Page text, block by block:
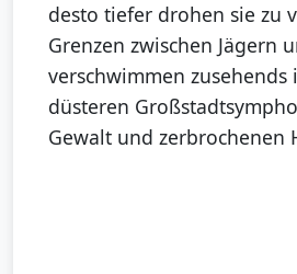
desto tiefer drohen sie zu
Grenzen zwischen Jägern
verschwimmen zusehends
düsteren
Gewalt und zerbrochenen